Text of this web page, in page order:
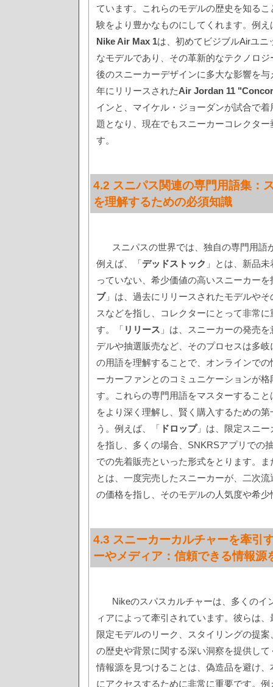
ています。これらのモデルの歴史を知る
験をより豊かなものにしてくれます。例
Nike Air Max 1は、初めてビジブルAirユニ
なモデルであり、その革新的なテクノロ
後のスニーカーデザインに多大な影響を
年にリリースされたAir Jordan 11
インと、マイケル・ジョーダンが試合で
題となり、現在でもスニーカーコレクタ
す。
4.2 スニパス関連の専門用語集：
を理解するための必須知識
スニパスの世界では、独自の専門用語
例えば、「デッドストック 」とは、新品
っていない、希少価値の高いスニーカー
ブ」は、過去にリリースされたモデルや
スなどを指し、コレクターにとって非常
す。「 リリース 」は、スニーカーの発売
デルや抽選販売など、そのプロセスは多
の用語を理解することで、オンラインで
ーカーファンとのコミュニケーションが
す。これらの専門用語をマスターするこ
をより深く理解し、賢く購入するための
う。例えば、「 ドロップ」は、限定スニ
を指し、多くの場合、SNKRSアプリでの
での先着販売といった形式をとります。ま
とは、一度完売したスニーカーが、二次
の価格を指し、そのモデルの人気度や希
4.3 スニーカーカルチャーを牽引
ーやメディア：信頼できる情報源
Nikeのスパスカルチャーは、多くのイ
ィアによって牽引されています。彼らは
限定モデルのリーク、スタイリングの提
の歴史や背景に関する深い洞察を提供し
情報源を見つけることは、偽造品を避け
にアクセスするために非常に重要です。例